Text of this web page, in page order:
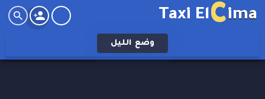
Taxi ElCima
وضع الليل